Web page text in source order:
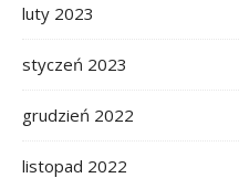
luty 2023
styczeń 2023
grudzień 2022
listopad 2022